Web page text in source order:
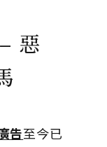
惡
告至今已